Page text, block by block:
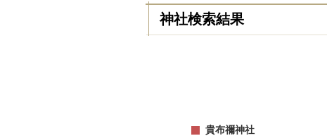
神社検索結果
貴布禰神社